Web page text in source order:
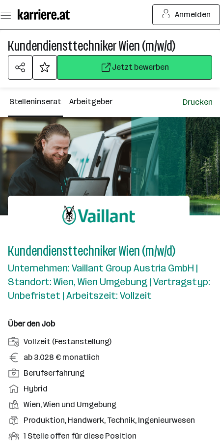
Seiteninhalt
springen
Anmelden
Kundendiensttechniker Wien (m/w/d)
Jetzt bewerben
Stelleninserat Arbeitgeber Drucken
Kundendiensttechniker Wien (m/w/d)
Unternehmen: Vaillant Group Austria GmbH |
Standort: Wien, Wien Umgebung | Vertragstyp:
Unbefristet | Arbeitszeit: Vollzeit
Über den Job
A
n
t
e
l
u
n
Vollzeit (Festanstellung)
G
e
h
a
l
t
ab 3.028 € monatlich
P
o
i
t
i
Berufserfahrung
A
r
b
e
i
Hybrid
D
i
n
Wien, Wien und Umgebung
B
e
Produktion, Handwerk, Technik, Ingenieurwesen
O
1 Stelle offen für diese Position